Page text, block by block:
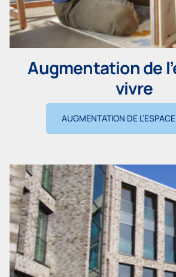
Augmentation de
vivre
AUGMENTATION DE